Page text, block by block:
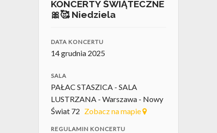
KONCERTY ŚWIĄTECZNE
🎀🥰 Niedziela
DATA KONCERTU
14 grudnia 2025
SALA
PAŁAC STASZICA - SALA
LUSTRZANA - Warszawa - Nowy
Świat 72 Zobacz na mapie
REGULAMIN KONCERTU